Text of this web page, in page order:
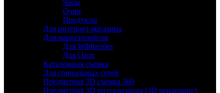
Часы
Очки
Продукты
Для интернет-магазина
Для маркетплейсов
Для Wildberries
Для Ozon
Каталожная съемка
Для социальных сетей
Предметная 3D съемка 360
Предметная 3D визуализация (3D рендеринг)